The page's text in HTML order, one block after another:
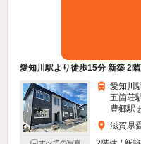
愛知川駅より徒歩15分 新築 2
愛知川
五箇荘
豊郷駅
滋賀県